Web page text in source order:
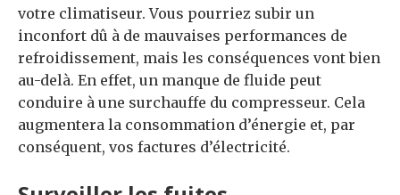
votre climatiseur. Vous pourriez subir un
inconfort dû à de mauvaises performances de
refroidissement, mais les conséquences vont bien
au-delà. En effet, un manque de fluide peut
conduire à une surchauffe du compresseur. Cela
augmentera la consommation d’énergie et, par
conséquent, vos factures d’électricité.